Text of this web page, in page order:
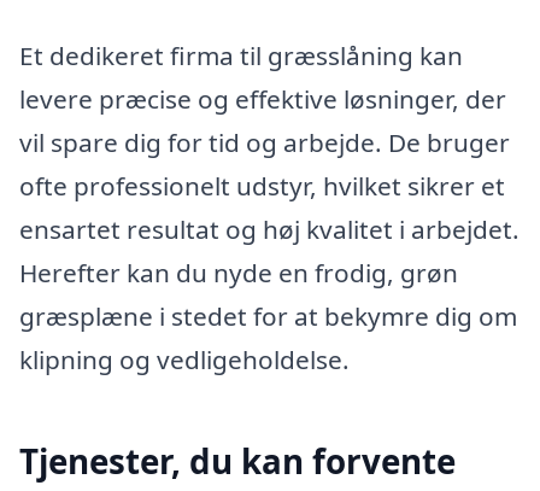
Et dedikeret firma til græsslåning kan
levere præcise og effektive løsninger, der
vil spare dig for tid og arbejde. De bruger
ofte professionelt udstyr, hvilket sikrer et
ensartet resultat og høj kvalitet i arbejdet.
Herefter kan du nyde en frodig, grøn
græsplæne i stedet for at bekymre dig om
klipning og vedligeholdelse.
Tjenester, du kan forvente